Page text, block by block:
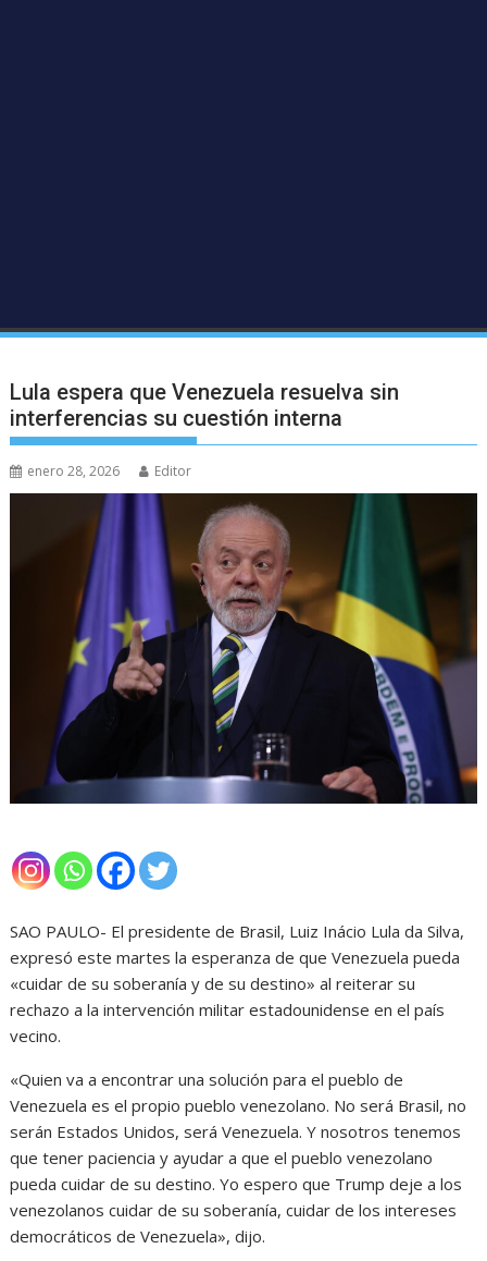
Lula espera que Venezuela resuelva sin
interferencias su cuestión interna
enero 28, 2026 Editor
SAO PAULO- El presidente de Brasil, Luiz Inácio Lula da Silva,
expresó este martes la esperanza de que Venezuela pueda
«cuidar de su soberanía y de su destino» al reiterar su
rechazo a la intervención militar estadounidense en el país
vecino.
«Quien va a encontrar una solución para el pueblo de
Venezuela es el propio pueblo venezolano. No será Brasil, no
serán Estados Unidos, será Venezuela. Y nosotros tenemos
que tener paciencia y ayudar a que el pueblo venezolano
pueda cuidar de su destino. Yo espero que Trump deje a los
venezolanos cuidar de su soberanía, cuidar de los intereses
democráticos de Venezuela», dijo.